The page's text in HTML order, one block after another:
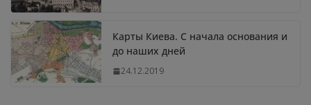
Карты Киева. С начала основания и
до наших дней
24.12.2019